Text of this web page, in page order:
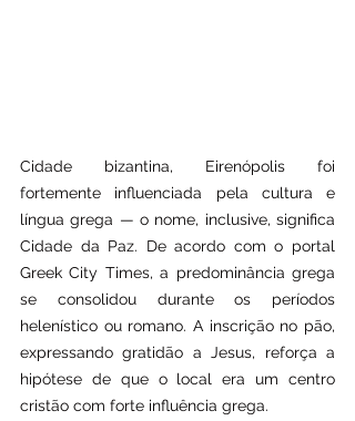
Cidade bizantina, Eirenópolis foi
fortemente influenciada pela cultura e
língua grega — o nome, inclusive, significa
Cidade da Paz. De acordo com o portal
Greek City Times, a predominância grega
se consolidou durante os períodos
helenístico ou romano. A inscrição no pão,
expressando gratidão a Jesus, reforça a
hipótese de que o local era um centro
cristão com forte influência grega.